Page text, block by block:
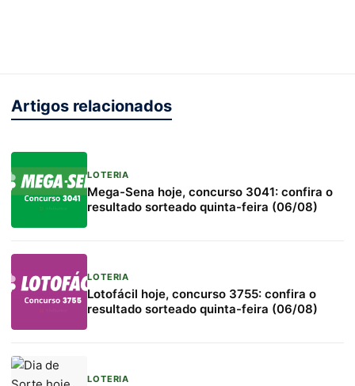
Artigos relacionados
LOTERIA
Mega-Sena hoje, concurso 3041: confira o
resultado sorteado quinta-feira (06/08)
LOTERIA
Lotofácil hoje, concurso 3755: confira o
resultado sorteado quinta-feira (06/08)
LOTERIA